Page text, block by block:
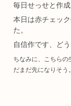
毎日せっせと作
本日は赤チェッ
た。
自信作です、どう
ちなみに、こちらの
だまだ先になりそう